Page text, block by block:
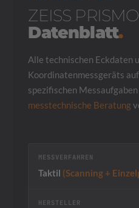
ZEISS
Datenblatt.
Alle technischen Eckdaten
Koordinatenmessgeräts
spezifischen
messtechnische Beratung
MESSVERFAHREN
Taktil (Scanning +
HERSTELLER